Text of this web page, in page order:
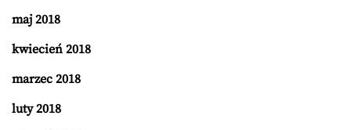
maj 2018
kwiecień 2018
marzec 2018
luty 2018